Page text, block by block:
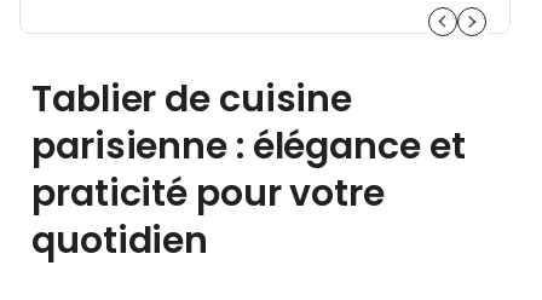
Eiffel
Paris
Eiffel
Paris
Tablier de cuisine
parisienne : élégance et
praticité pour votre
quotidien